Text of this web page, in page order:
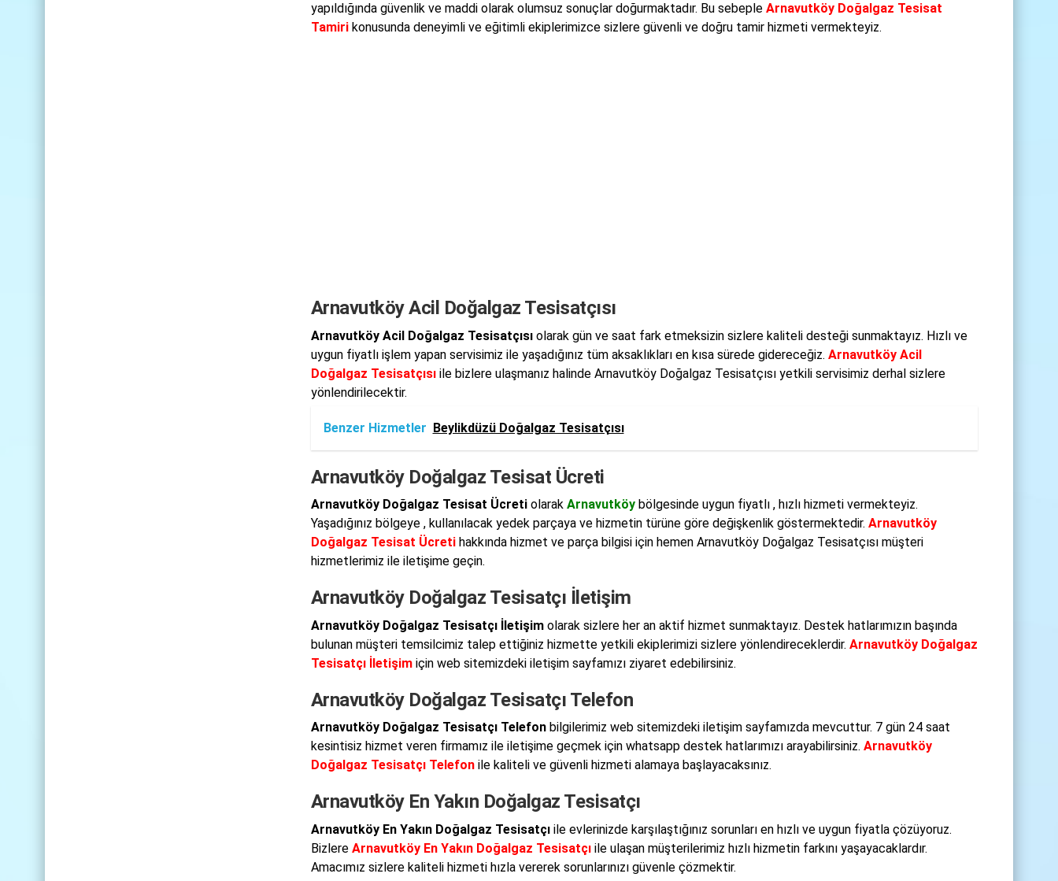
yapıldığında güvenlik ve maddi olarak olumsuz sonuçlar doğurmaktadır. Bu sebeple Arnavutköy Doğalgaz Tesisat
Tamirikonusunda deneyimli ve eğitimli ekiplerimizce sizlere güvenli ve doğru tamir hizmeti vermekteyiz.
Arnavutköy Acil Doğalgaz Tesisatçısı
Arnavutköy Acil Doğalgaz Tesisatçısıolarak gün ve saat fark etmeksizin sizlere kaliteli desteği sunmaktayız. Hızlı ve
uygun fiyatlı işlem yapan servisimiz ile yaşadığınız tüm aksaklıkları en kısa sürede gidereceğiz. Arnavutköy Acil
Doğalgaz Tesisatçısıile bizlere ulaşmanız halinde Arnavutköy Doğalgaz Tesisatçısı yetkili servisimiz derhal sizlere
yönlendirilecektir.
Benzer Hizmetler Beylikdüzü Doğalgaz Tesisatçısı
Arnavutköy Doğalgaz Tesisat Ücreti
Arnavutköy Doğalgaz Tesisat Ücretiolarak Arnavutköybölgesinde uygun fiyatlı , hızlı hizmeti vermekteyiz.
Yaşadığınız bölgeye , kullanılacak yedek parçaya ve hizmetin türüne göre değişkenlik göstermektedir. Arnavutköy
Doğalgaz Tesisat Ücretihakkında hizmet ve parça bilgisi için hemen Arnavutköy Doğalgaz Tesisatçısı müşteri
hizmetlerimiz ile iletişime geçin.
Arnavutköy Doğalgaz Tesisatçı İletişim
Arnavutköy Doğalgaz Tesisatçı İletişimolarak sizlere her an aktif hizmet sunmaktayız. Destek hatlarımızın başında
bulunan müşteri temsilcimiz talep ettiğiniz hizmette yetkili ekiplerimizi sizlere yönlendireceklerdir. Arnavutköy Doğalgaz
Tesisatçı İletişimiçin web sitemizdeki iletişim sayfamızı ziyaret edebilirsiniz.
Arnavutköy Doğalgaz Tesisatçı Telefon
Arnavutköy Doğalgaz Tesisatçı Telefonbilgilerimiz web sitemizdeki iletişim sayfamızda mevcuttur. 7 gün 24 saat
kesintisiz hizmet veren firmamız ile iletişime geçmek için whatsapp destek hatlarımızı arayabilirsiniz. Arnavutköy
Doğalgaz Tesisatçı Telefonile kaliteli ve güvenli hizmeti alamaya başlayacaksınız.
Arnavutköy En Yakın Doğalgaz Tesisatçı
Arnavutköy En Yakın Doğalgaz Tesisatçıile evlerinizde karşılaştığınız sorunları en hızlı ve uygun fiyatla çözüyoruz.
Bizlere Arnavutköy En Yakın Doğalgaz Tesisatçıile ulaşan müşterilerimiz hızlı hizmetin farkını yaşayacaklardır.
Amacımız sizlere kaliteli hizmeti hızla vererek sorunlarınızı güvenle çözmektir.